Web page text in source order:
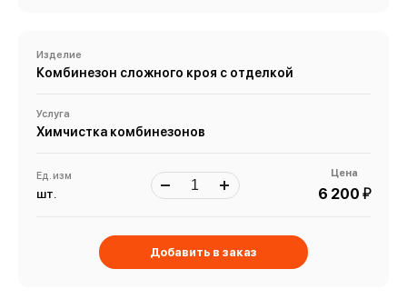
Изделие
Комбинезон сложного кроя с отделкой
Услуга
Химчистка комбинезонов
Ед. изм
шт.
Цена
6 200 й
Добавить в заказ